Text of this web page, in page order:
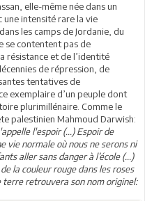
elle-même née dans un
une intensité rare la vie
les camps de Jordanie, du
se contentent pas de
résistance et de l’identité
de répression, de
tentatives de
exemplaire d’un peuple dont
plurimillénaire. Comme le
palestinien Mahmoud Darwish:
l'espoir (...) Espoir de
vie normale où nous ne serons ni
aller sans danger à l’école (...)
la couleur rouge dans les roses
terre retrouvera son nom originel: